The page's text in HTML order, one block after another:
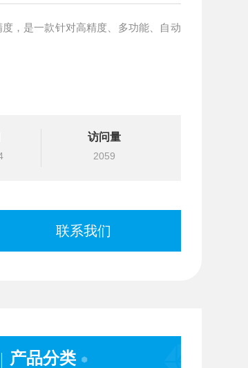
，是一款针对高精度、多功能、自动
访问量
2059
联系我们
产品分类